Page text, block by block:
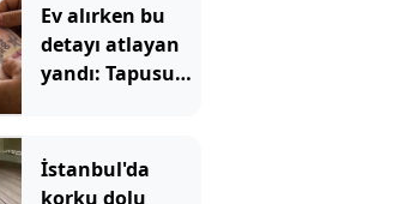
Ev alırken bu
detayı atlayan
yandı: Tapusunu
İstanbul'da
korku dolu